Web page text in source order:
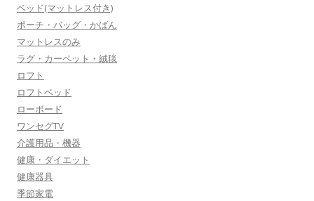
ベッド(マットレス付き)
ポーチ・バッグ・かばん
マットレスのみ
ラグ・カーペット・絨毯
ロフト
ロフトベッド
ローボード
ワンセグTV
介護用品・機器
健康・ダイエット
健康器具
季節家電